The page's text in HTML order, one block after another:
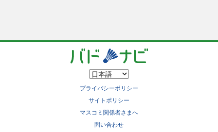
プライバシーポリシー
サイトポリシー
マスコミ関係者さまへ
問い合わせ